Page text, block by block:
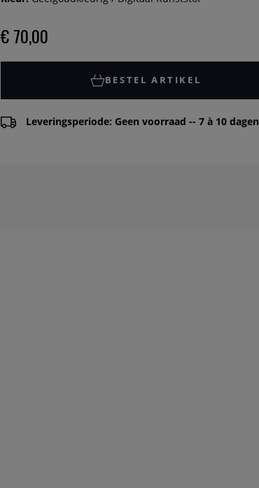
€ 70,00
BESTEL ARTIKEL
Leveringsperiode: Geen voorraad -- 7 à 10 dagen